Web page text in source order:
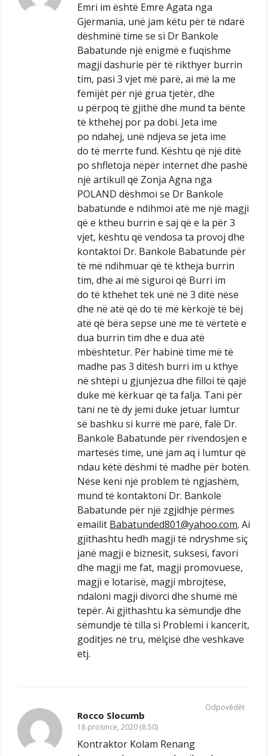
Emri im është Emre Agata nga
Gjermania, unë jam këtu për të ndarë
dëshminë time se si Dr Bankole
Babatunde një enigmë e fuqishme
magji dashurie për të rikthyer burrin
tim, pasi 3 vjet më parë, ai më la me
fëmijët për një grua tjetër, dhe
u përpoq të gjithë dhe mund ta bënte
të kthehej por pa dobi. Jeta ime
po ndahej, unë ndjeva se jeta ime
do të merrte fund. Kështu që një ditë
po shfletoja nëpër internet dhe pashë
një artikull që Zonja Agna nga
POLAND dëshmoi se Dr Bankole
babatunde e ndihmoi atë me një magji
që e ktheu burrin e saj që e la për 3
vjet, kështu që vendosa ta provoj dhe
kontaktoi Dr. Bankole Babatunde për
të më ndihmuar që të ktheja burrin
tim, dhe ai më siguroi që Burri im
do të kthehet tek unë në 3 ditë nëse
dhe në atë që do të më kërkojë të bëj
atë që bëra sepse unë me të vërtetë e
dua burrin tim dhe e dua atë
mbështetur. Për habinë time më të
madhe pas 3 ditësh burri im u kthye
në shtëpi u gjunjëzua dhe filloi të qajë
duke më kërkuar që ta falja. Tani për
tani ne të dy jemi duke jetuar lumtur
së bashku si kurrë më parë, falë Dr.
Bankole Babatunde për rivendosjen e
martesës time, unë jam aq i lumtur që
ndau këtë dëshmi të madhe për botën.
Nëse keni një problem të ngjashëm,
mund të kontaktoni Dr. Bankole
Babatunde për një zgjidhje përmes
emailit Babatunded801@yahoo.com. Ai
gjithashtu hedh magji të ndryshme siç
janë magji e biznesit, suksesi, favori
dhe magji me fat, magji promovuese,
magji e lotarisë, magji mbrojtëse,
ndaloni magji divorci dhe shumë më
tepër. Ai gjithashtu ka sëmundje dhe
sëmundje të tilla si Problemi i kancerit,
goditjes në tru, mëlçisë dhe veshkave
etj.
Rocco Slocumb
18 prosince, 2020 (8:50)
Kontraktor Kolam Renang
Odpovědět